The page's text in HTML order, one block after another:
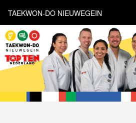
TAEKWON-DO NIEUWEGEIN
HOME
NIEUWS
AGENDA
INFORMATIE
LESTIJDEN